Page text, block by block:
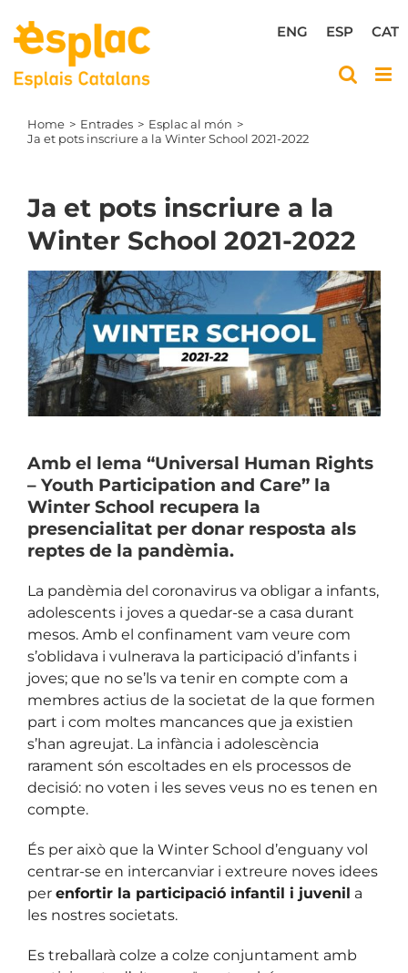
content
CAT
ESP
ENG
Home Entrades
Esplac al món
Ja et pots inscriure a la Winter School 2021-2022
Ja et pots inscriure a la
Winter School 2021-2022
View
Larger
Image
Amb el lema “Universal Human Rights
– Youth Participation and Care” la
Winter School recupera la
presencialitat per donar resposta als
reptes de la pandèmia.
La pandèmia del coronavirus va obligar a infants,
adolescents i joves a quedar-se a casa durant
mesos. Amb el confinament vam veure com
s’oblidava i vulnerava la participació d’infants i
joves; que no se’ls va tenir en compte com a
membres actius de la societat de la que formen
part i com moltes mancances que ja existien
s’han agreujat. La infància i adolescència
rarament són escoltades en els processos de
decisió: no voten i les seves veus no es tenen en
compte.
És per això que la Winter School d’enguany vol
centrar-se en intercanviar i extreure noves idees
per enfortir la participació infantil i juvenil a
les nostres societats.
Es treballarà colze a colze conjuntament amb